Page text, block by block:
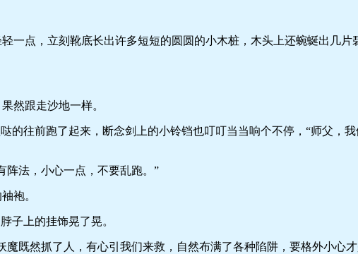
点，立刻靴底长出许多短短的圆圆的小木桩，木头上还蜿蜒出几片
然跟走沙地一样。
往前跑了起来，断念剑上的小铃铛也叮叮当当响个不停，“师父，我
法，小心一点，不要乱跑。”
袍。
上的挂饰晃了晃。
既然抓了人，有心引我们来救，自然布满了各种陷阱，要格外小心才